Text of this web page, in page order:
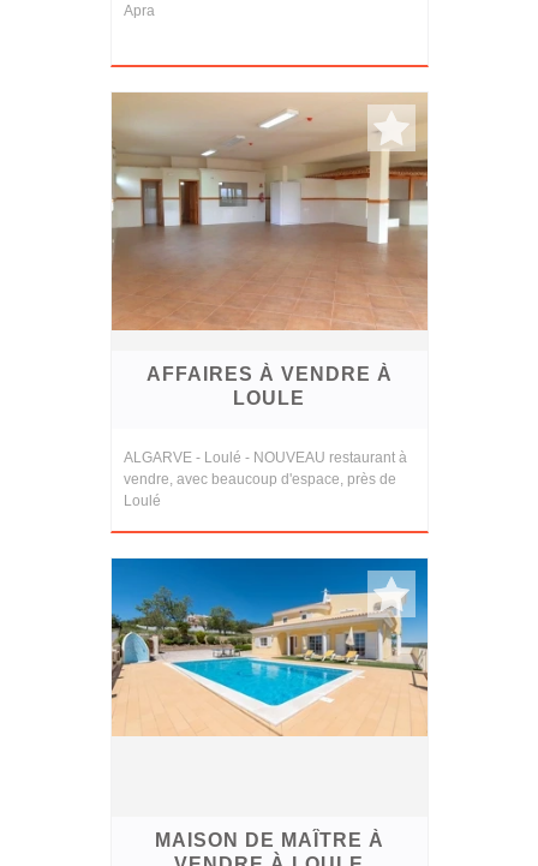
Apra
AFFAIRES À VENDRE À
LOULE
ALGARVE - Loulé - NOUVEAU restaurant à
vendre, avec beaucoup d'espace, près de
Loulé
MAISON DE MAÎTRE À